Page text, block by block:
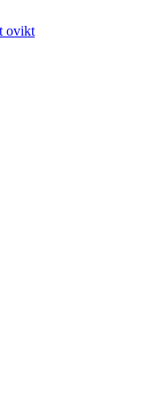
ovikt